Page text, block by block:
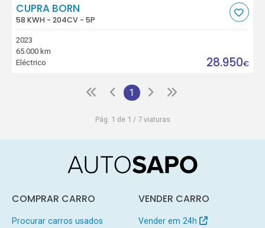
CUPRA BORN
58 KWH - 204CV - 5P
2023
65.000 km
Eléctrico
28.950€
1
Pág. 1 de 1 / 7 viaturas
COMPRAR CARRO
Procurar carros usados
VENDER CARRO
Vender em 24h